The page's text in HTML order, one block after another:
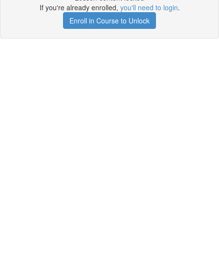
If you're already enrolled, you'll need to login.
Enroll in Course to Unlock